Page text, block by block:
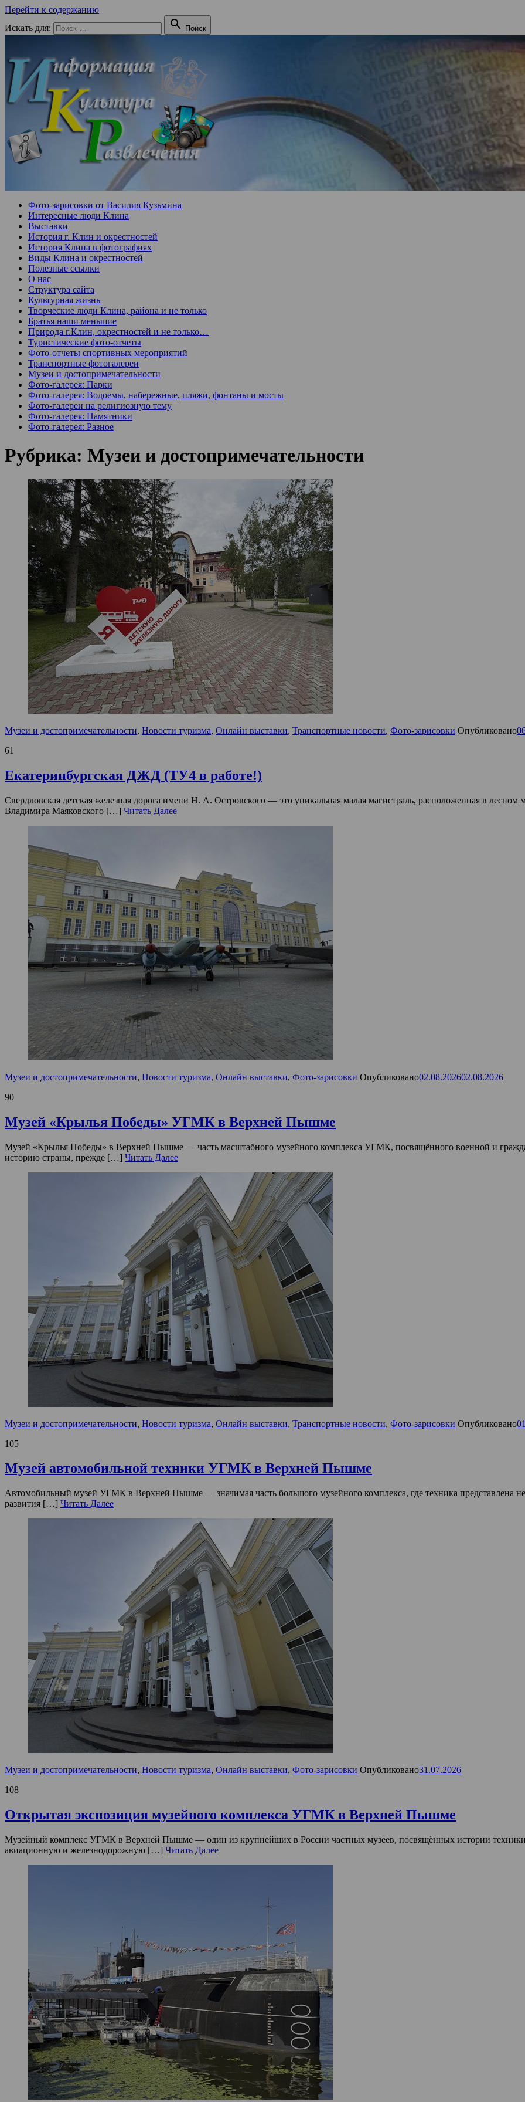
Перейти к содержанию
Искать для:
 Поиск
Фото-зарисовки от Василия Кузьмина
Интересные люди Клина
Выставки
История г. Клин и окрестностей
История Клина в фотографиях
Виды Клина и окрестностей
Полезные ссылки
О нас
Структура сайта
Культурная жизнь
Творческие люди Клина, района и не только
Братья наши меньшие
Природа г.Клин, окрестностей и не только…
Туристические фото-отчеты
Фото-отчеты спортивных мероприятий
Транспортные фотогалереи
Музеи и достопримечательности
Фото-галерея: Парки
Фото-галерея: Водоемы, набережные, пляжи, фонтаны и мосты
Фото-галереи на религиозную тему
Фото-галерея: Памятники
Фото-галерея: Разное
Рубрика: Музеи и достопримечательности
Музеи и достопримечательности, Новости туризма, Онлайн выставки, Транспортные новости, Фото-зарисовки Опубликовано
61
Екатеринбургская ДЖД (ТУ4 в работе!)
Свердловская детская железная дорога имени Н. А. Островского — это уникальная малая магистраль, расположенная в
Владимира Маяковского […] Читать Далее
Музеи и достопримечательности, Новости туризма, Онлайн выставки, Фото-зарисовки Опубликовано02.08.202602.08.2026
90
Музей «Крылья Победы» УГМК в Верхней Пышме
Музей «Крылья Победы» в Верхней Пышме — часть масштабного музейного комплекса УГМК, посвящённого военной и
историю страны, прежде […] Читать Далее
Музеи и достопримечательности, Новости туризма, Онлайн выставки, Транспортные новости, Фото-зарисовки Опубликовано
105
Музей автомобильной техники УГМК в Верхней Пышме
Автомобильный музей УГМК в Верхней Пышме — значимая часть большого музейного комплекса, где техника представлена
развития […] Читать Далее
Музеи и достопримечательности, Новости туризма, Онлайн выставки, Фото-зарисовки Опубликовано31.07.2026
108
Открытая экспозиция музейного комплекса УГМК в Верхней Пышме
Музейный комплекс УГМК в Верхней Пышме — один из крупнейших в России частных музеев, посвящённых истории
авиационную и железнодорожную […] Читать Далее